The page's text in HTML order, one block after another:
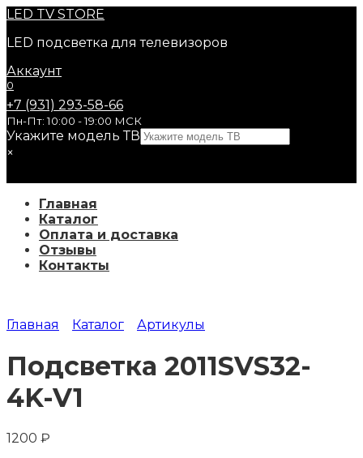
Перейти
содержанию
LED TV STORE
LED подсветка для телевизоров
Аккаунт
0
+7 (931) 293-58-66
Пн-Пт: 10:00 - 19:00 МСК
Укажите модель ТВ
×
Главная
Каталог
Оплата и доставка
Отзывы
Контакты
Главная Каталог Артикулы
Подсветка 2011SVS32-
4K-V1
1200 ₽